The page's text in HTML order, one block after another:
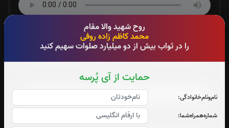
روح شهید والا مقام
محمد کاظم زاده روفی
را در ثواب بیش از دو میلیارد صلوات سهیم کنید
حمایت از آی پُرسه
نام‌و‌نام‌خانوادگی:
شماره‌همراه‌شما:
صوت جزء شماره 5
صوت جزء شماره 6
صوت جزء شماره 7